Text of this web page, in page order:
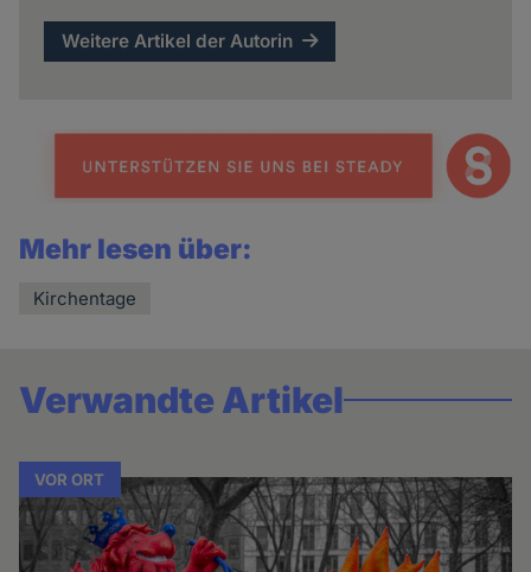
Weitere Artikel der Autorin
Mehr lesen über:
Kirchentage
Verwandte Artikel
VOR ORT